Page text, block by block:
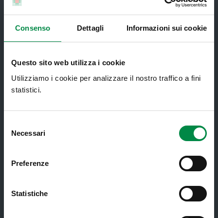
Consenso Dettagli Informazioni sui cookie
Questo sito web utilizza i cookie
Utilizziamo i cookie per analizzare il nostro traffico a fini
statistici.
delNecessari
Preferenze
Statistiche
Servizi al cittadino
Ambulatori di Continuità Assistenziale
Assistenza sanitaria all'estero -
Assistenza sanitaria transfrontaliera
Finanziamenti
Nucleo di Cure Primarie (NCP)